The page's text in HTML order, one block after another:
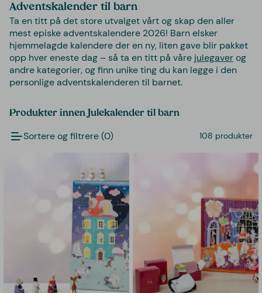
Adventskalender til barn
Ta en titt på det store utvalget vårt og skap den aller
mest episke adventskalendere 2026! Barn elsker
hjemmelagde kalendere der en ny, liten gave blir pakket
opp hver eneste dag – så ta en titt på våre julegaverog
andre kategorier, og finn unike ting du kan legge i den
personlige adventskalenderen til barnet.
Produkter innen Julekalender til barn
Sortere og filtrere (0) 108 produkter